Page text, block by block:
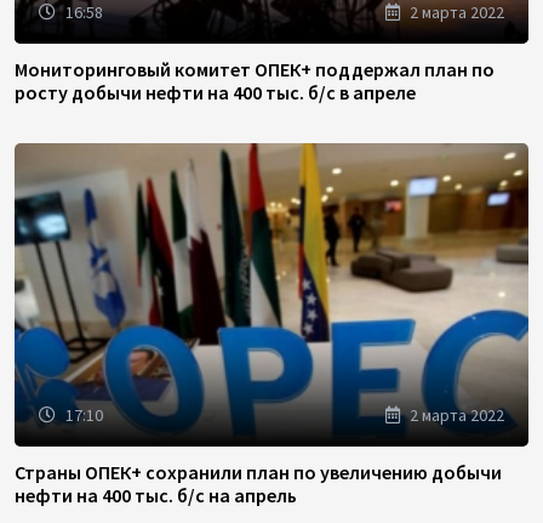
16:58 2 марта 2022
Мониторинговый комитет ОПЕК+ поддержал план по
росту добычи нефти на 400 тыс. б/с в апреле
17:10 2 марта 2022
Страны ОПЕК+ сохранили план по увеличению добычи
нефти на 400 тыс. б/с на апрель